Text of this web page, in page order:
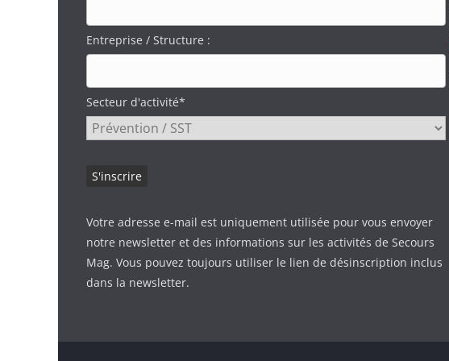
Entreprise / Structure :
Secteur d'activité*
Votre adresse e-mail est uniquement utilisée pour vous envoyer
notre newsletter et des informations sur les activités de Secours
Mag. Vous pouvez toujours utiliser le lien de désinscription inclus
dans la newsletter.